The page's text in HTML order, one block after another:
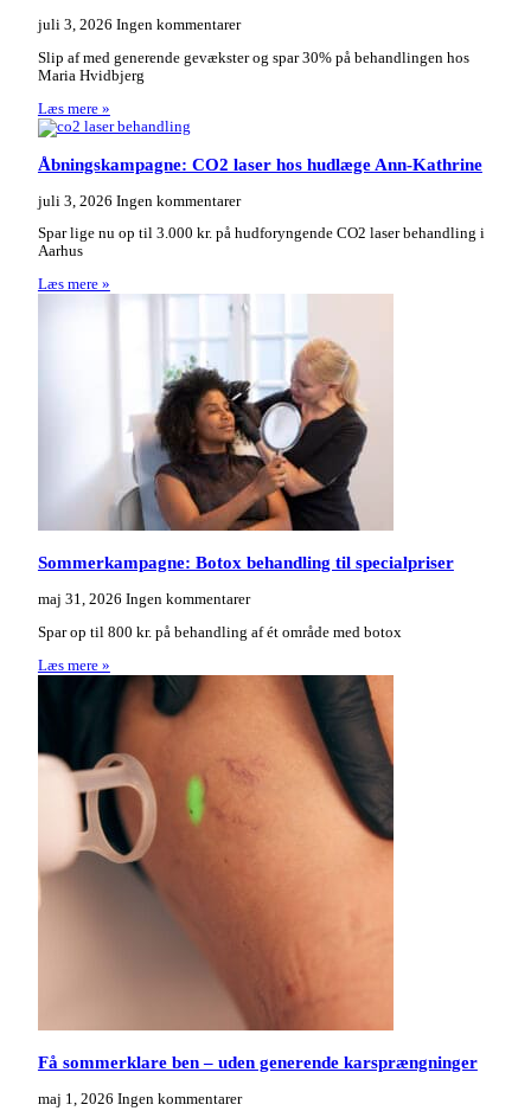
juli 3, 2026 Ingen kommentarer
Slip af med generende gevækster og spar 30% på behandlingen hos
Maria Hvidbjerg
Læs mere »
Åbningskampagne: CO2 laser hos hudlæge Ann-Kathrine
juli 3, 2026 Ingen kommentarer
Spar lige nu op til 3.000 kr. på hudforyngende CO2 laser behandling i
Aarhus
Læs mere »
Sommerkampagne: Botox behandling til specialpriser
maj 31, 2026 Ingen kommentarer
Spar op til 800 kr. på behandling af ét område med botox
Læs mere »
Få sommerklare ben – uden generende karsprængninger
maj 1, 2026 Ingen kommentarer